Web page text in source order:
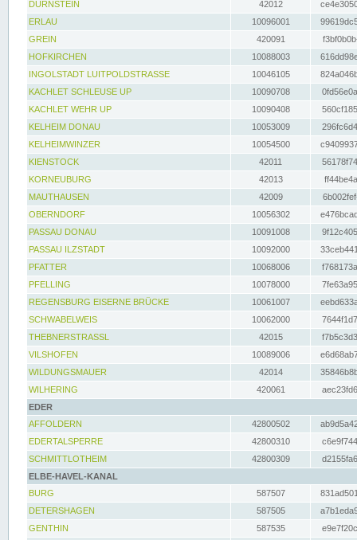
DÜRNSTEIN
42012
ERLAU
10096001
GREIN
420091
HOFKIRCHEN
10088003
INGOLSTADT LUITPOLDSTRASSE
10046105
KACHLET SCHLEUSE UP
10090708
KACHLET WEHR UP
10090408
KELHEIM DONAU
10053009
KELHEIMWINZER
10054500
KIENSTOCK
42011
KORNEUBURG
42013
MAUTHAUSEN
42009
OBERNDORF
10056302
PASSAU DONAU
10091008
PASSAU ILZSTADT
10092000
PFATTER
10068006
PFELLING
10078000
REGENSBURG EISERNE BRÜCKE
10061007
SCHWABELWEIS
10062000
THEBNERSTRASSL
42015
VILSHOFEN
10089006
WILDUNGSMAUER
42014
WILHERING
420061
EDER
AFFOLDERN
42800502
EDERTALSPERRE
42800310
SCHMITTLOTHEIM
42800309
ELBE-HAVEL-KANAL
BURG
587507
DETERSHAGEN
587505
GENTHIN
587535